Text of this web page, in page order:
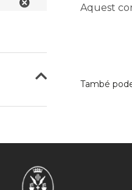
Aquest
També